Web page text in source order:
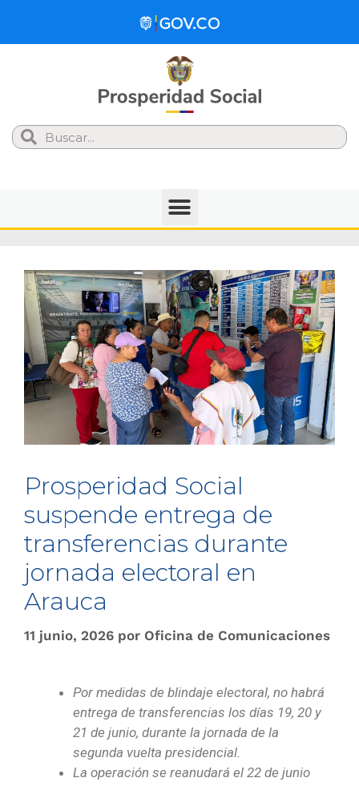
Search
Prosperidad Social
suspende entrega de
transferencias durante
jornada electoral en
Arauca
11 junio, 2026 por Oficina de Comunicaciones
Por medidas de blindaje electoral, no habrá
entrega de transferencias los días 19, 20 y
21 de junio, durante la jornada de la
segunda vuelta presidencial.
La operación se reanudará el 22 de junio